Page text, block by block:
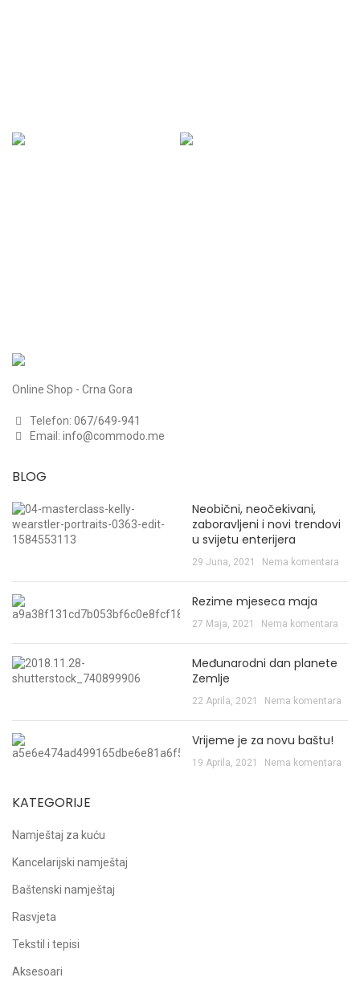
Online Shop - Crna Gora
Telefon: 067/649-941
Email: info@commodo.me
BLOG
Neobični, neočekivani,
zaboravljeni i novi trendovi
u svijetu enterijera
29 Juna, 2021 Nema komentara
Rezime mjeseca maja
27 Maja, 2021 Nema komentara
Međunarodni dan planete
Zemlje
22 Aprila, 2021 Nema komentara
Vrijeme je za novu baštu!
19 Aprila, 2021 Nema komentara
KATEGORIJE
Namještaj za kuću
Kancelarijski namještaj
Baštenski namještaj
Rasvjeta
Tekstil i tepisi
Aksesoari